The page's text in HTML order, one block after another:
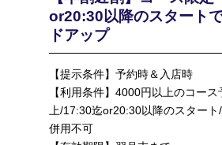
or20:30以降のスタート
ドアップ
【提示条件】予約時＆入店時
【利用条件】4000円以上のコー
上/17:30迄or20:30以降のスター
併用不可